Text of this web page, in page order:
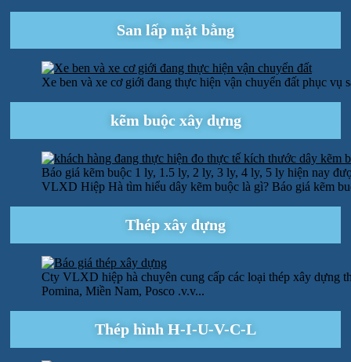
San lấp mặt bằng
Xe ben và xe cơ giới đang thực hiện vận chuyển đất phục vụ
kẽm buộc xây dựng
Báo giá kẽm buộc 1 ly, 1.5 ly, 2 ly, 3 ly, 4 ly, 5 ly hiện nay
VLXD Hiệp Hà tìm hiểu dây kẽm buộc là gì? Báo giá kẽm
Thép xây dựng
Cty VLXD hiệp hà chuyên cung cấp các loại thép xây dựng
Pomina, Miền Nam, Posco .v.v...
Thép hình H-I-U-V-C-L